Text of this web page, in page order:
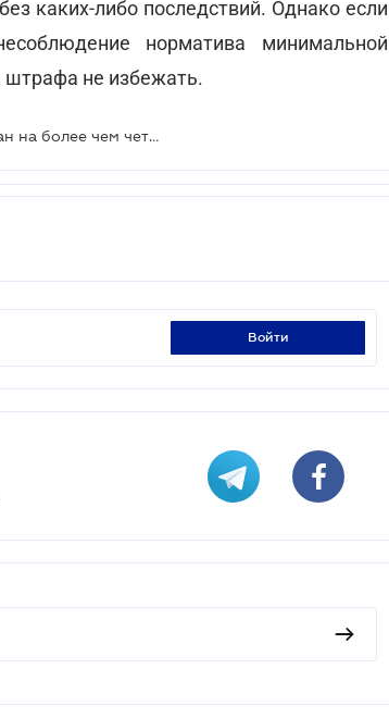
каких-либо последствий. Однако если
норматива минимальной
штрафа не избежать.
Недобросовестный работодатель оштрафован на более чем четверть миллиона гривен
войти